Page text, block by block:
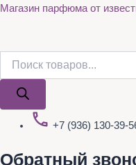
Перейти
Магазин парфюма от
Поиск
+7 (936) 130-39-
Обратный
Поиск